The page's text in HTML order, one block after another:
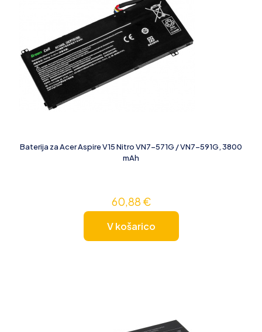
Baterija za Acer Aspire V15 Nitro VN7-571G / VN7-591G, 3800
mAh
60,88 €
V košarico